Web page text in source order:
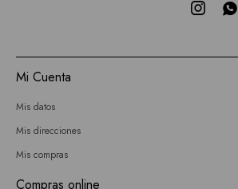
 
Mi Cuenta
Mis datos
Mis direcciones
Mis compras
Compras online